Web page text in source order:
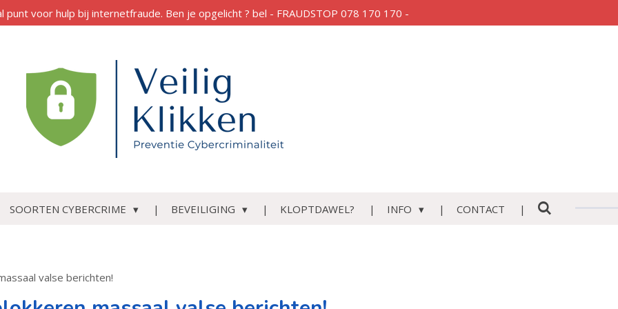
punt voor hulp bij internetfraude. Ben je opgelicht ? bel - FRAUDSTOP 078 170 170 -
SOORTEN CYBERCRIME BEVEILIGING KLOPTDAWEL? INFO CONTACT
valse berichten!